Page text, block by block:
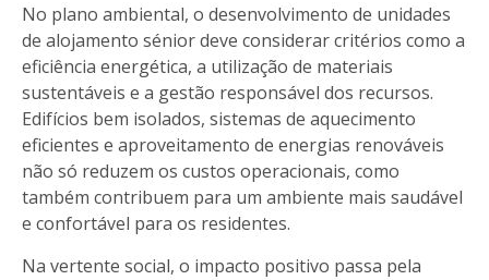
No plano ambiental, o desenvolvimento de unidades
de alojamento sénior deve considerar critérios como a
eficiência energética, a utilização de materiais
sustentáveis e a gestão responsável dos recursos.
Edifícios bem isolados, sistemas de aquecimento
eficientes e aproveitamento de energias renováveis
não só reduzem os custos operacionais, como
também contribuem para um ambiente mais saudável
e confortável para os residentes.
Na vertente social, o impacto positivo passa pela